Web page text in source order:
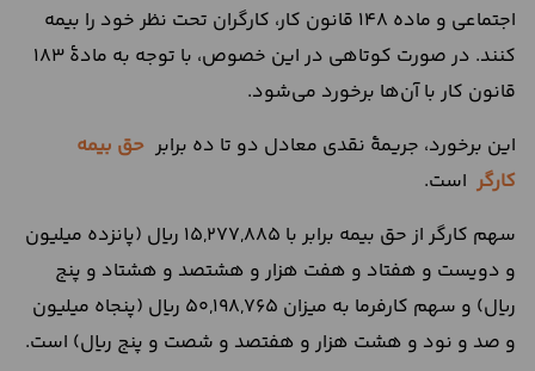
اجتماعی و ماده 148 قانون کار، کارگران تحت نظر خود را بیمه
کنند. در صورت کوتاهی در این خصوص، با توجه به مادۀ 183
قانون کار با آن‌ها برخورد می‌شود.
این برخورد، جریمۀ نقدی معادل دو تا ده برابر حق بیمه
کارگر است.
سهم کارگر از حق بیمه برابر با 15,277,885 ریال (پانزده میلیون
و دویست و هفتاد و هفت هزار و هشتصد و هشتاد و پنج
ریال) و سهم کارفرما به میزان 50,198,765 ریال (پنجاه میلیون
و صد و نود و هشت هزار و هفتصد و شصت و پنج ریال) است.